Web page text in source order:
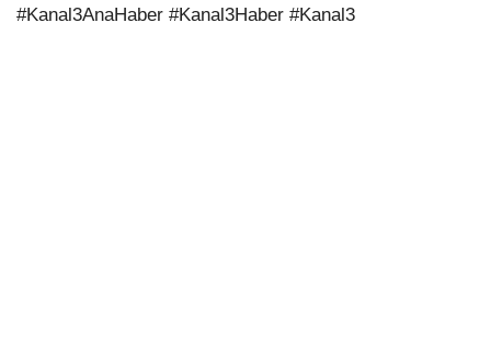
#Kanal3AnaHaber #Kanal3Haber #Kanal3